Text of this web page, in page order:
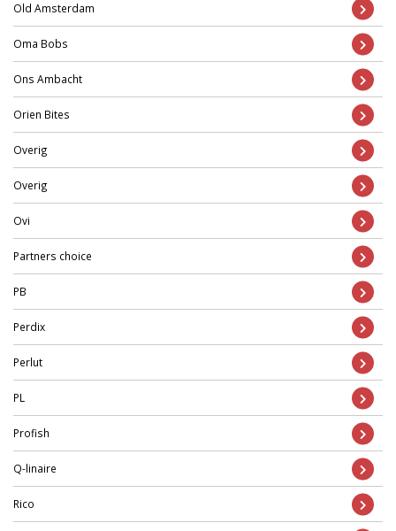
Old Amsterdam
Oma Bobs
Ons Ambacht
Orien Bites
Overig
Overig
Ovi
Partners choice
PB
Perdix
Perlut
PL
Profish
Q-linaire
Rico